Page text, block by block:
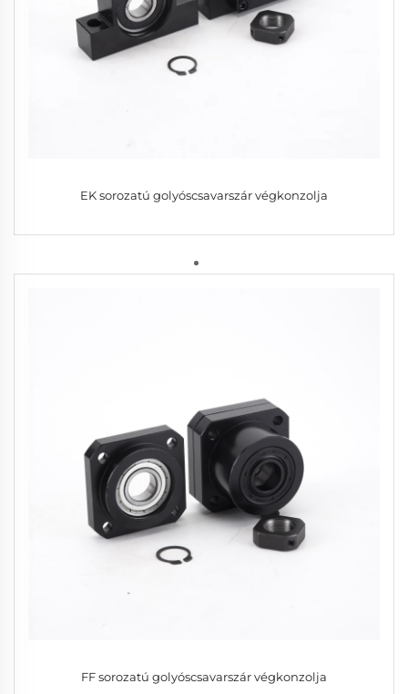
EK sorozatú golyóscsavarszár végkonzolja
FF sorozatú golyóscsavarszár végkonzolja